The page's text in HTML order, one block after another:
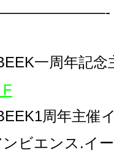
一周年記念
周年主催
ビエンス.イー